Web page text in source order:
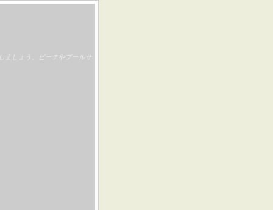
ましょう。ビーチやプールサ